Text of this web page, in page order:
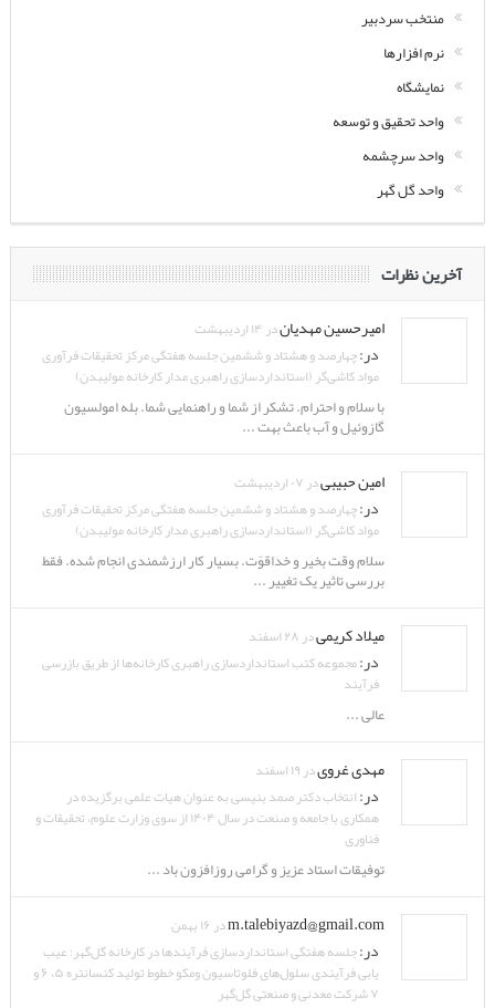
منتخب سردبیر
نرم افزارها
نمایشگاه
واحد تحقیق و توسعه
واحد سرچشمه
واحد گل گهر
آخرین نظرات
امیرحسین مهدیاندر ۱۴ اردیبهشت
در:چهارصد و هشتاد و ششمین جلسه هفتگی مرکز تحقیقات فرآوری
مواد کاشی‌گر (استانداردسازی راهبری مدار کارخانه مولیبدن)
با سلام و احترام. تشکر از شما و راهنمایی شما. بله امولسیون
گازوئیل و آب باعث بهت ...
امین حبیبیدر ۰۷ اردیبهشت
در:چهارصد و هشتاد و ششمین جلسه هفتگی مرکز تحقیقات فرآوری
مواد کاشی‌گر (استانداردسازی راهبری مدار کارخانه مولیبدن)
سلام وقت بخیر و خداقوّت. بسیار کار ارزشمندی انجام شده. فقط
بررسی تاثیر یک تغییر ...
میلاد کریمیدر ۲۸ اسفند
در:مجموعه کتب استانداردسازی راهبری کارخانه‌ها از طریق بازرسی
فرآیند
عالی ...
مهدی غرویدر ۱۹ اسفند
در:انتخاب دکتر صمد بنیسی به عنوان هیات علمی برگزیده در
همکاری با جامعه و صنعت در سال ۱۴۰۴ از سوی وزارت علوم، تحقیقات و
فناوری
توفیقات استاد عزیز و گرامی روزافزون باد ...
m.talebiyazd@gmail.comدر ۱۶ بهمن
در:جلسه هفتگی استانداردسازی فرآیندها در کارخانه گل‌گهر: عیب
یابی فرآیندی سلول‌های فلوتاسیون ومکو خطوط تولید کنسانتره ۵، ۶ و
۷ شرکت معدنی و صنعتی گل‌گهر